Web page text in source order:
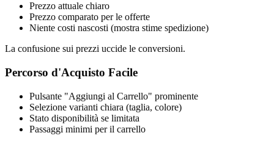
Prezzo attuale chiaro
Prezzo comparato per le offerte
Niente costi nascosti (mostra stime spedizione)
La confusione sui prezzi uccide le conversioni.
Percorso d'Acquisto Facile
Pulsante "Aggiungi al Carrello" prominente
Selezione varianti chiara (taglia, colore)
Stato disponibilità se limitata
Passaggi minimi per il carrello